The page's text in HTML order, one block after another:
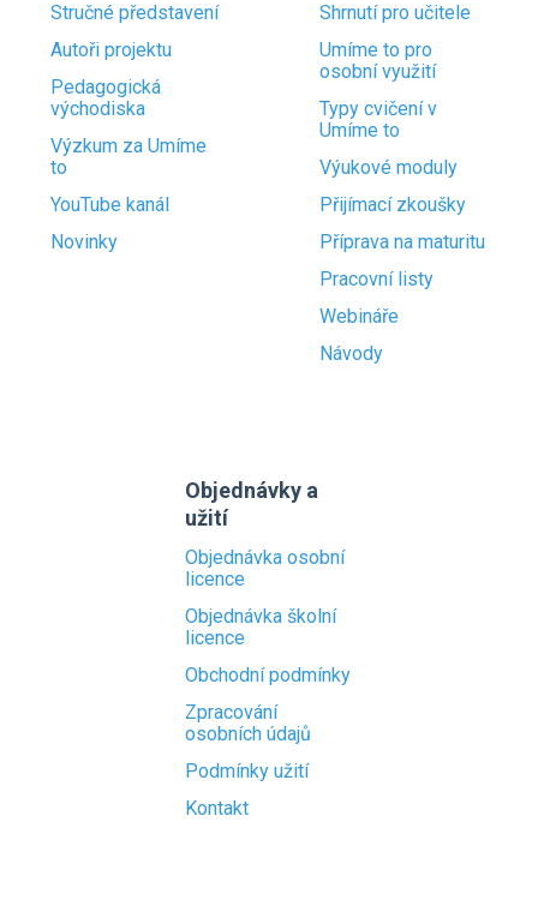
Stručné představení
Autoři projektu
Pedagogická
východiska
Výzkum za Umíme
to
YouTube kanál
Novinky
Shrnutí pro učitele
Umíme to pro
osobní využití
Typy cvičení v
Umíme to
Výukové moduly
Přijímací zkoušky
Příprava na maturitu
Pracovní listy
Webináře
Návody
Objednávky a
užití
Objednávka osobní
licence
Objednávka školní
licence
Obchodní podmínky
Zpracování
osobních údajů
Podmínky užití
Kontakt